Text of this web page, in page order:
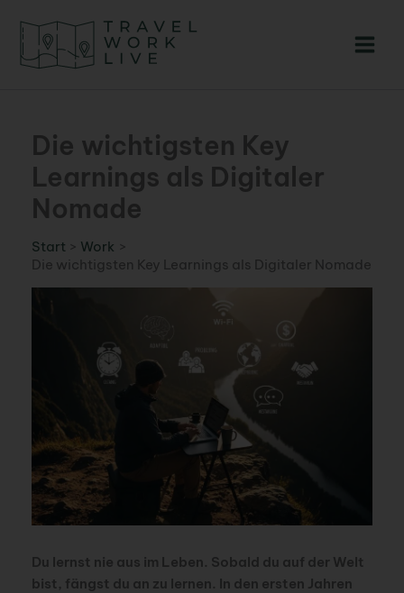
Inhalt
springen
Die wichtigsten Key
Learnings als Digitaler
Nomade
Start
Work
Die wichtigsten Key Learnings als Digitaler Nomade
Du lernst nie aus im Leben. Sobald du auf der Welt
bist, fängst du an zu lernen. In den ersten Jahren